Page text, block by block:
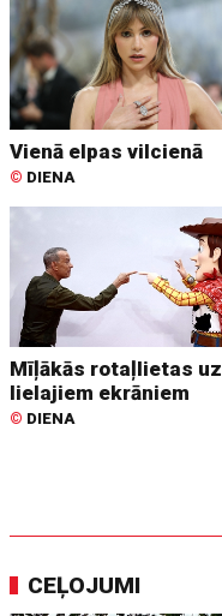
Vienā elpas vilcienā
© DIENA
Mīļākās rotaļlietas uz
lielajiem ekrāniem
© DIENA
CEĻOJUMI